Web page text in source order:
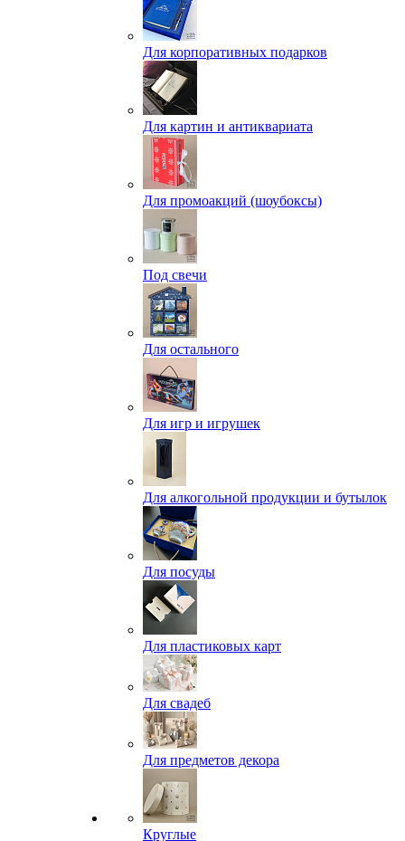
Для корпоративных подарков
Для картин и антиквариата
Для промоакций (шоубоксы)
Под свечи
Для остального
Для игр и игрушек
Для алкогольной продукции и бутылок
Для посуды
Для пластиковых карт
Для свадеб
Для предметов декора
Круглые